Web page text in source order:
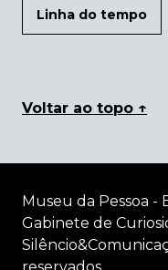
Linha do tempo
Voltar ao topo ↑
Museu da Pessoa -
Gabinete de